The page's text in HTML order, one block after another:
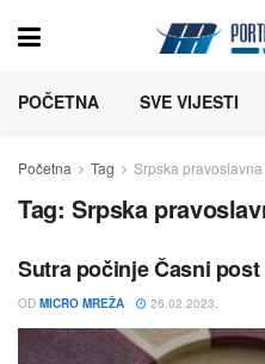
POČETNA SVE VIJESTI
Početna Tag Srpska pravoslavna
Tag: Srpska
Sutra počinje Časni post
OD MICRO MREŽA 26.02.2023.